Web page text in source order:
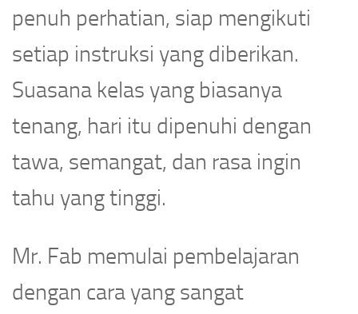
penuh perhatian, siap mengikuti
setiap instruksi yang diberikan.
Suasana kelas yang biasanya
tenang, hari itu dipenuhi dengan
tawa, semangat, dan rasa ingin
tahu yang tinggi.
Mr. Fab memulai pembelajaran
dengan cara yang sangat